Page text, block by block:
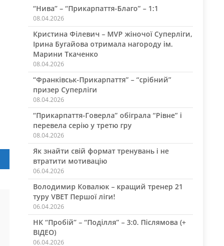
“Нива” – “Прикарпаття-Благо” – 1:1
08.04.2026
Кристина Філевич – MVP жіночої Суперліги,
Ірина Бугайова отримала нагороду ім.
Марини Ткаченко
08.04.2026
“Франківськ-Прикарпаття” – “срібний”
призер Суперліги
08.04.2026
“Прикарпаття-Говерла” обіграла “Рівне” і
перевела серію у третю гру
08.04.2026
Як знайти свій формат тренувань і не
втратити мотивацію
06.04.2026
Володимир Ковалюк – кращий тренер 21
туру VBET Першої ліги!
06.04.2026
НК “Пробій” – “Поділля” – 3:0. Післямова (+
ВІДЕО)
06.04.2026